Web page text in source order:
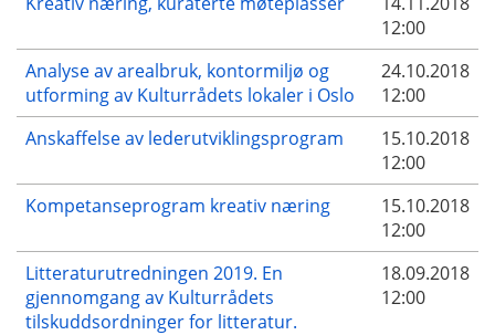
12:00
Analyse av arealbruk, kontormiljø og
utforming av Kulturrådets lokaler i Oslo
24.10.2018
12:00
Anskaffelse av lederutviklingsprogram
15.10.2018
12:00
Kompetanseprogram kreativ næring
15.10.2018
12:00
Litteraturutredningen 2019. En
gjennomgang av Kulturrådets
tilskuddsordninger for litteratur.
18.09.2018
12:00